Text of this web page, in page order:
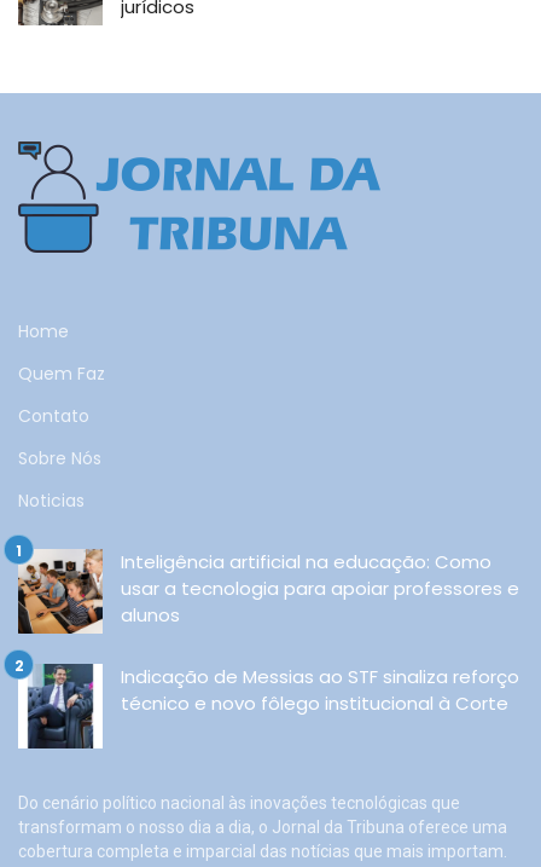
jurídicos
Home
Quem Faz
Contato
Sobre Nós
Noticias
Inteligência artificial na educação: Como
usar a tecnologia para apoiar professores e
alunos
Indicação de Messias ao STF sinaliza reforço
técnico e novo fôlego institucional à Corte
Do cenário político nacional às inovações tecnológicas que
transformam o nosso dia a dia, o Jornal da Tribuna oferece uma
cobertura completa e imparcial das notícias que mais importam.